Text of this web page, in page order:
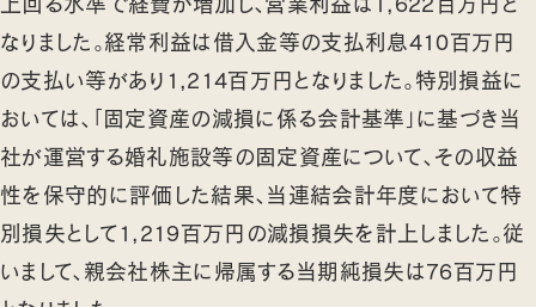
なりました。経常利益は借入金等の支払利息410百万円
の支払い等があり1,214百万円となりました。特別損益に
おいては、「固定資産の減損に係る会計基準」に基づき当
社が運営する婚礼施設等の固定資産について、その収益
性を保守的に評価した結果、当連結会計年度において特
別損失として1,219百万円の減損損失を計上しました。従
いまして、親会社株主に帰属する当期純損失は76百万円